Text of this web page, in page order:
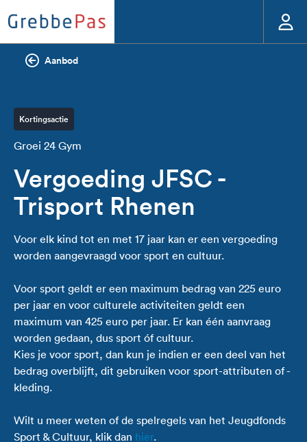
Aanbod
Kortingsactie
Groei 24 Gym
Vergoeding JFSC -
Trisport Rhenen
Voor elk kind tot en met 17 jaar kan er een vergoeding
worden aangevraagd voor sport en cultuur.
Voor sport geldt er een maximum bedrag van 225 euro
per jaar en voor culturele activiteiten geldt een
maximum van 425 euro per jaar. Er kan één aanvraag
worden gedaan, dus sport óf cultuur.
Kies je voor sport, dan kun je indien er een deel van het
bedrag overblijft, dit gebruiken voor sport-attributen of -
kleding.
Wilt u meer weten of de spelregels van het Jeugdfonds
Sport & Cultuur, klik dan hier.